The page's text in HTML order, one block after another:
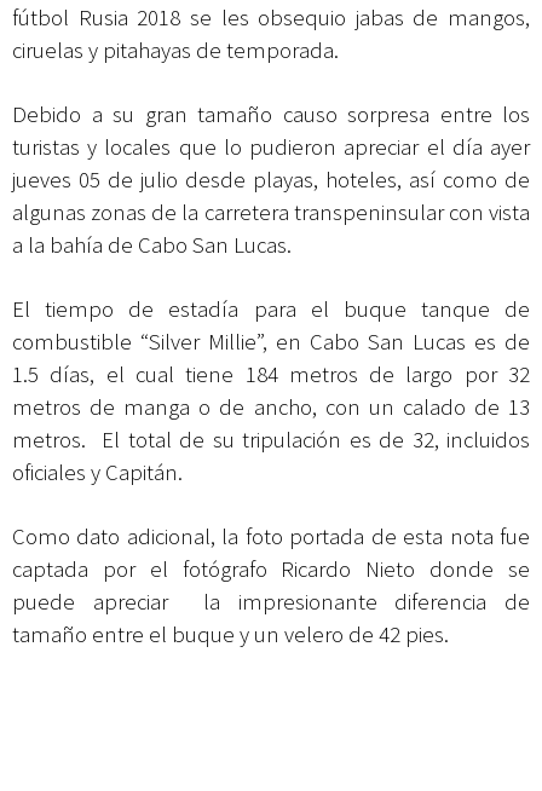
fútbol Rusia 2018 se les obsequio jabas de mangos,
ciruelas y pitahayas de temporada.
Debido a su gran tamaño causo sorpresa entre los
turistas y locales que lo pudieron apreciar el día ayer
jueves 05 de julio desde playas, hoteles, así como de
algunas zonas de la carretera transpeninsular con vista
a la bahía de Cabo San Lucas.
El tiempo de estadía para el buque tanque de
combustible “Silver Millie”, en Cabo San Lucas es de
1.5 días, el cual tiene 184 metros de largo por 32
metros de manga o de ancho, con un calado de 13
metros. El total de su tripulación es de 32, incluidos
oficiales y Capitán.
Como dato adicional, la foto portada de esta nota fue
captada por el fotógrafo Ricardo Nieto donde se
puede apreciar la impresionante diferencia de
tamaño entre el buque y un velero de 42 pies.